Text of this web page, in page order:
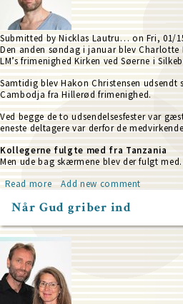
Submitted byNicklas Lautru… onFri, 01/
Den anden søndag i januar blev Charlotte
LM’s frimenighed Kirken ved Søerne i
Samtidig blev Hakon Christensen
Cambodja fra Hillerød frimenighed.
Ved begge de to udsendelsesfester var
eneste deltagere var derfor de
Kollegerne fulgte med fra Tanzania
Men ude bag skærmene blev der fulgt med.
Read more about
blev
internationale
events
Add new comment
Når Gud griber ind